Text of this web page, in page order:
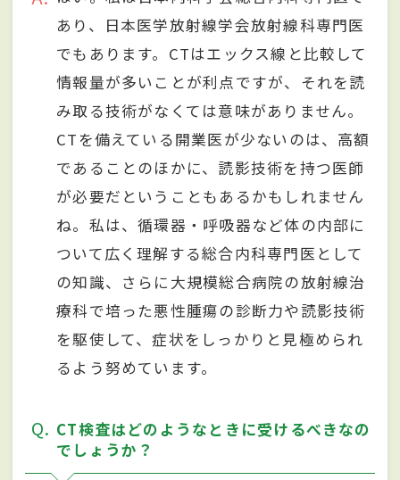
あり、日本医学放射線学会放射線科専門医
でもあります。CTはエックス線と比較して
情報量が多いことが利点ですが、それを読
み取る技術がなくては意味がありません。
CTを備えている開業医が少ないのは、高額
であることのほかに、読影技術を持つ医師
が必要だということもあるかもしれません
ね。私は、循環器・呼吸器など体の内部に
ついて広く理解する総合内科専門医として
の知識、さらに大規模総合病院の放射線治
療科で培った悪性腫瘍の診断力や読影技術
を駆使して、症状をしっかりと見極められ
るよう努めています。
Q
CT検査はどのようなときに受けるべきなの
でしょうか？